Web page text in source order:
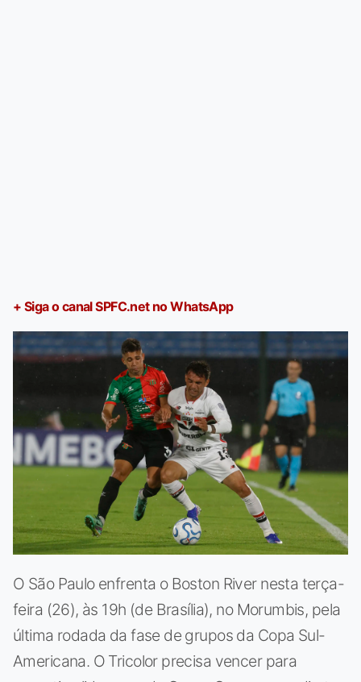
+ Siga o canal SPFC.net no WhatsApp
O São Paulo enfrenta o Boston River nesta terça-
feira (26), às 19h (de Brasília), no Morumbis, pela
última rodada da fase de grupos da Copa Sul-
Americana. O Tricolor precisa vencer para